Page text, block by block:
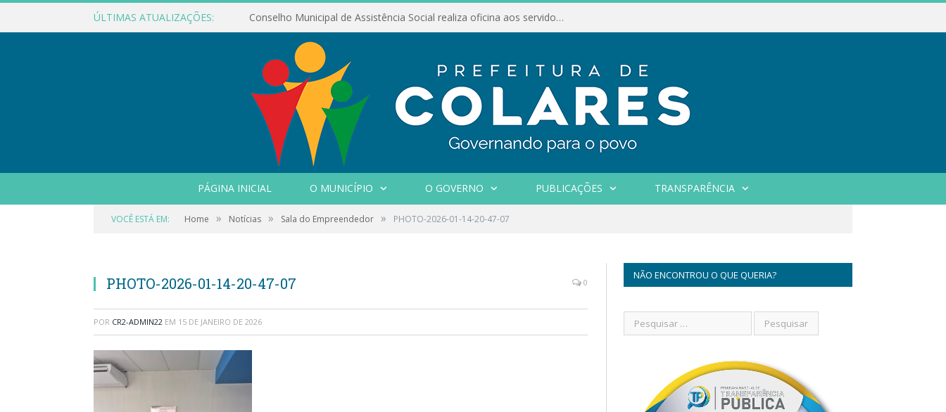
ÚLTIMAS ATUALIZAÇÕES: Conselho Municipal de Assistência Social realiza oficina aos servidores
PÁGINA INICIAL O MUNICÍPIO O GOVERNO PUBLICAÇÕES TRANSPARÊNCIA
VOCÊ ESTÁ EM: Home » Notícias » Sala do Empreendedor » PHOTO-2026-01-14-20-47-07
PHOTO-2026-01-14-20-47-07 0
POR CR2-ADMIN22 EM 15 DE JANEIRO DE 2026
NÃO ENCONTROU O QUE QUERIA?